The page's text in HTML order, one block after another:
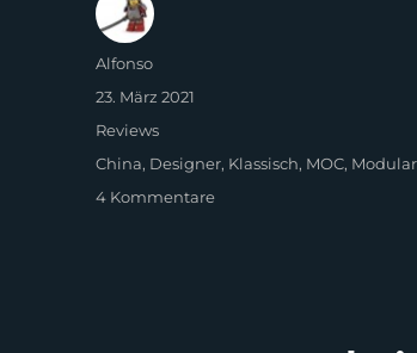
Autor
Alfonso
Veröffentlicht
23. März 2021
Kategorien
Reviews
Schlagwörter
China, Designer, Klassisch, MOC, Modular
4 Kommentarezu